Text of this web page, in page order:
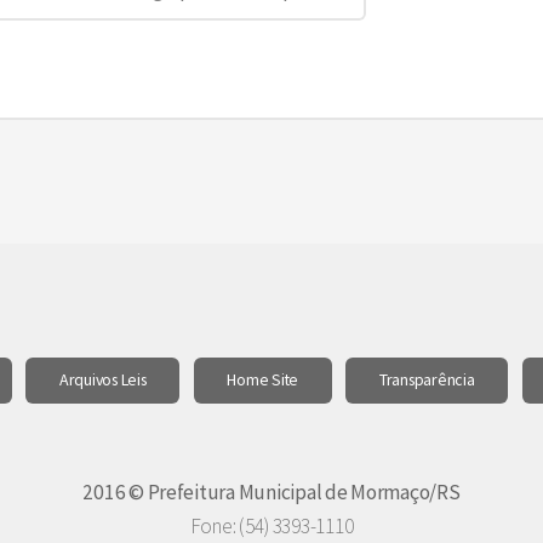
Arquivos Leis Home Site Transparência
2016 © Prefeitura Municipal de Mormaço/RS
Fone: (54) 3393-1110